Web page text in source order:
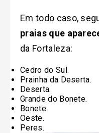
Em todo caso,
praias que
da Fortaleza:
Cedro do Sul.
Prainha da Deserta.
Deserta.
Grande do Bonete.
Bonete.
Oeste.
Peres.